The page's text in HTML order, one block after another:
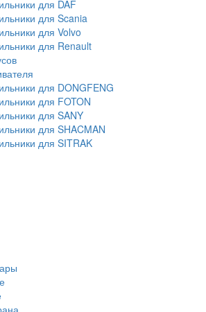
для DAF
для Scania
для Volvo
для Renault
для DONGFENG
для FOTON
для SANY
для SHACMAN
для SITRAK